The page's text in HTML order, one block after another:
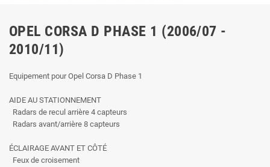
OPEL CORSA D PHASE 1 (2006/07 -
2010/11)
Equipement pour Opel Corsa D Phase 1
AIDE AU STATIONNEMENT
Radars de recul arrière 4 capteurs
Radars avant/arrière 8 capteurs
ÉCLAIRAGE AVANT ET CÔTÉ
Feux de croisement